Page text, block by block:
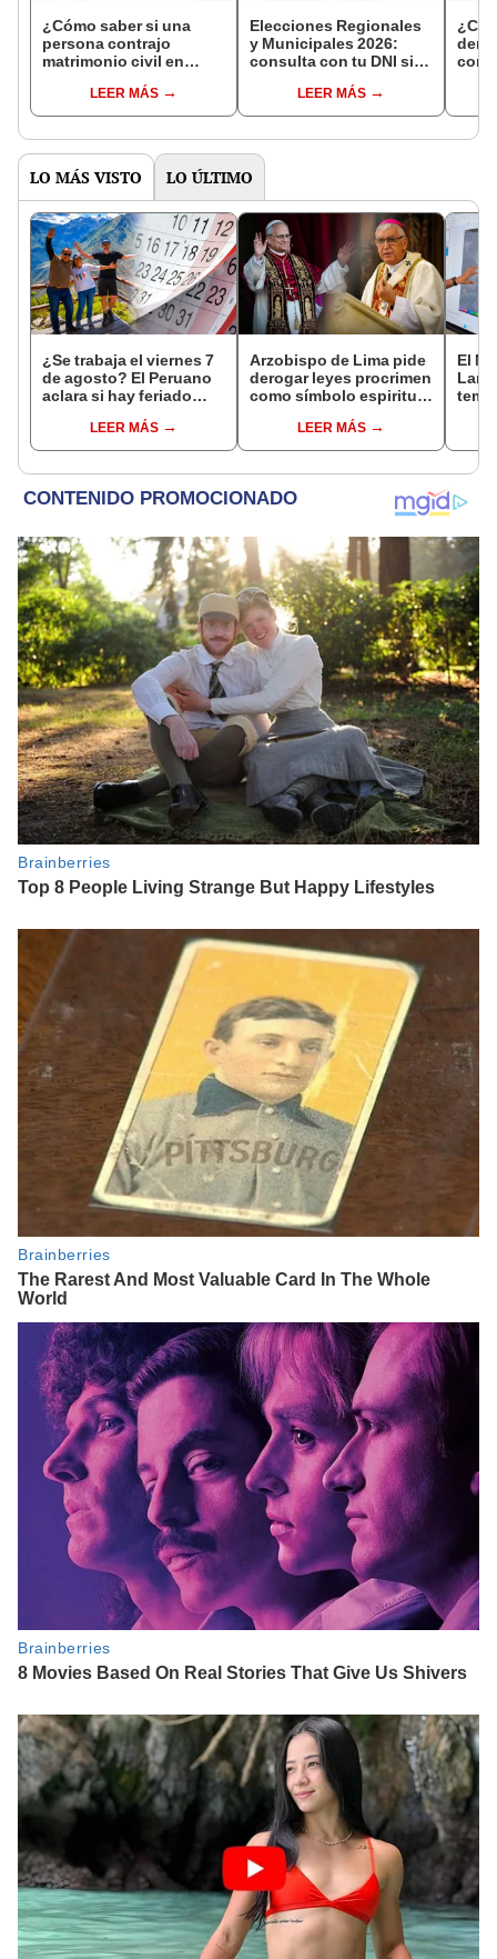
¿Cómo saber si una
persona contrajo
matrimonio civil en
LEER MÁS
Elecciones Regionales
y Municipales 2026:
consulta con tu DNI si
de mesa para este 4 de
octubre en el link oficial
LEER MÁS
con
LO MÁS VISTO LO ÚLTIMO
¿Se trabaja el viernes 7
de agosto? El Peruano
aclara si hay feriado
del 6 de agosto
LEER MÁS
Arzobispo de Lima pide
derogar leyes procrimen
como símbolo espiritual
León XIVLEER MÁS
El
palta